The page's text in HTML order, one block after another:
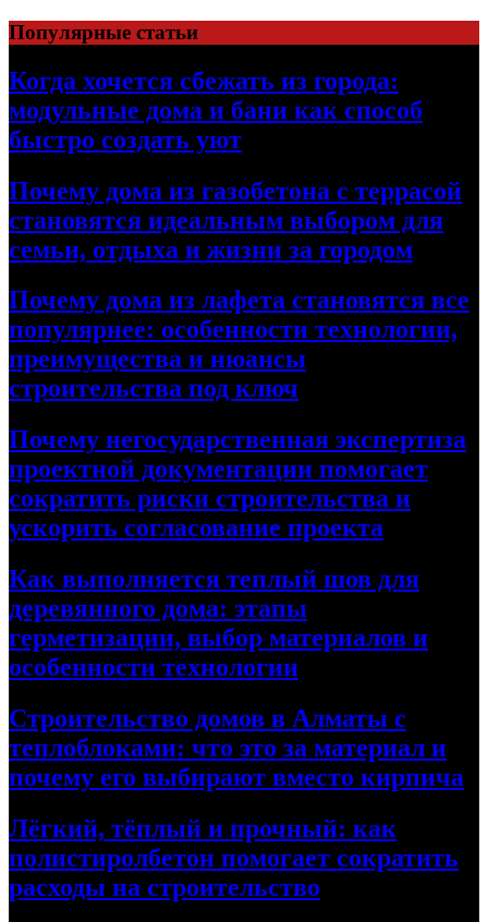
Перейти
к
содержимому
Популярные статьи
Когда хочется сбежать из города:
модульные дома и бани как способ
быстро создать уют
Почему дома из газобетона с террасой
становятся идеальным выбором для
семьи, отдыха и жизни за городом
Почему дома из лафета становятся все
популярнее: особенности технологии,
преимущества и нюансы
строительства под ключ
Почему негосударственная экспертиза
проектной документации помогает
сократить риски строительства и
ускорить согласование проекта
Как выполняется теплый шов для
деревянного дома: этапы
герметизации, выбор материалов и
особенности технологии
Строительство домов в Алматы с
теплоблоками: что это за материал и
почему его выбирают вместо кирпича
Лёгкий, тёплый и прочный: как
полистиролбетон помогает сократить
расходы на строительство